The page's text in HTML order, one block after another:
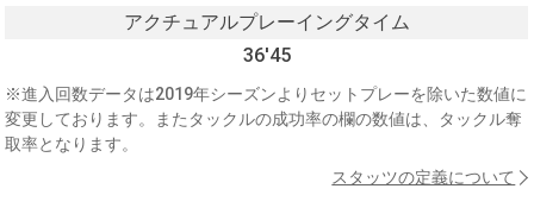
アクチュアルプレーイングタイム
36'45
※進入回数データは2019年シーズンよりセットプレーを除いた数値に
変更しております。またタックルの成功率の欄の数値は、タックル奪
取率となります。
スタッツの定義について